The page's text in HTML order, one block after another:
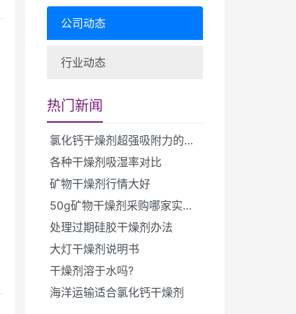
公司动态
行业动态
热门新闻
氯化钙干燥剂超强吸附力的原理
各种干燥剂吸湿率对比
矿物干燥剂行情大好
50g矿物干燥剂采购哪家实惠？
处理过期硅胶干燥剂办法
大灯干燥剂说明书
干燥剂溶于水吗?
海洋运输适合氯化钙干燥剂